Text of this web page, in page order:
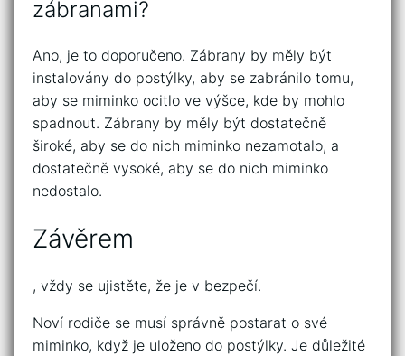
zábranami?
Ano, je to doporučeno. Zábrany by měly být
instalovány do postýlky, aby se zabránilo tomu,
aby se miminko ocitlo ve výšce, kde by mohlo
spadnout. Zábrany by měly být dostatečně
široké, aby se do nich miminko nezamotalo, a
dostatečně vysoké, aby se do nich miminko
nedostalo.
Závěrem
, vždy se ujistěte, že je v bezpečí.
Noví rodiče se musí správně postarat o své
miminko, když je uloženo do postýlky. Je důležité